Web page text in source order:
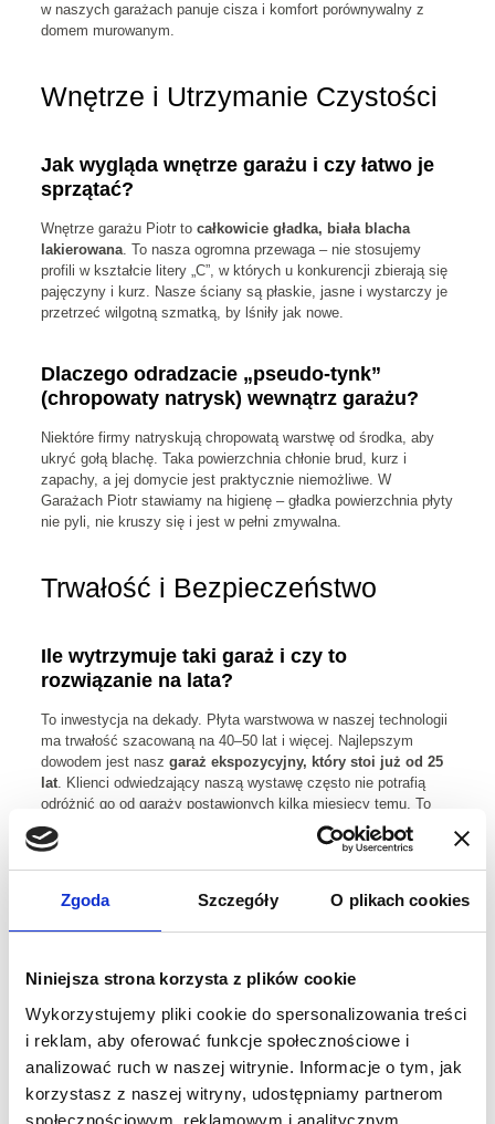
Zgoda Szczegóły O plikach cookies
Niniejsza strona korzysta z plików cookie
Wykorzystujemy pliki cookie do spersonalizowania treści
i reklam, aby oferować funkcje społecznościowe i
analizować ruch w naszej witrynie. Informacje o tym, jak
korzystasz z naszej witryny, udostępniamy partnerom
społecznościowym, reklamowym i analitycznym.
w naszych garażach panuje cisza i komfort porównywalny z
domem murowanym.
Wnętrze i Utrzymanie Czystości
Jak wygląda wnętrze garażu i czy łatwo je
sprzątać?
Wnętrze garażu Piotr to całkowicie gładka, biała blacha
lakierowana. To nasza ogromna przewaga – nie stosujemy
profili w kształcie litery „C”, w których u konkurencji zbierają się
pajęczyny i kurz. Nasze ściany są płaskie, jasne i wystarczy je
przetrzeć wilgotną szmatką, by lśniły jak nowe.
Dlaczego odradzacie „pseudo-tynk”
(chropowaty natrysk) wewnątrz garażu?
Niektóre firmy natryskują chropowatą warstwę od środka, aby
ukryć gołą blachę. Taka powierzchnia chłonie brud, kurz i
zapachy, a jej domycie jest praktycznie niemożliwe. W
Garażach Piotr stawiamy na higienę – gładka powierzchnia płyty
nie pyli, nie kruszy się i jest w pełni zmywalna.
Trwałość i Bezpieczeństwo
Ile wytrzymuje taki garaż i czy to
rozwiązanie na lata?
To inwestycja na dekady. Płyta warstwowa w naszej technologii
ma trwałość szacowaną na 40–50 lat i więcej. Najlepszym
dowodem jest nasz garaż ekspozycyjny, który stoi już od 25
lat. Klienci odwiedzający naszą wystawę często nie potrafią
odróżnić go od garaży postawionych kilka miesięcy temu. To
dowód na to, że nasze elewacje nie starzeją się wizualnie.
kontakcie z podłożem?
przypodłogowe (startowe) są nie tylko
ocynkowane, ale i
dodatkowo powlekane poliestrem
stosuje „goły” ocynk, który w kontakcie z wilgocią i solą szybko
koroduje. U nas strefa styku z wylewką ma podwójną barierę
Czy garaż jest bezpieczny pod kątem